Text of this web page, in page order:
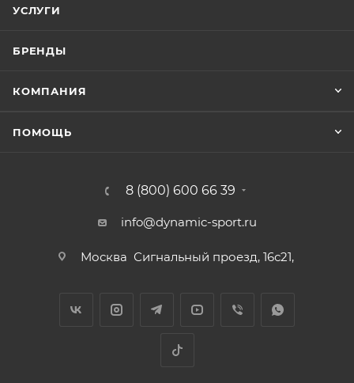
УСЛУГИ
БРЕНДЫ
КОМПАНИЯ
ПОМОЩЬ
8 (800) 600 66 39
info@dynamic-sport.ru
Москва Сигнальный проезд, 16с21,